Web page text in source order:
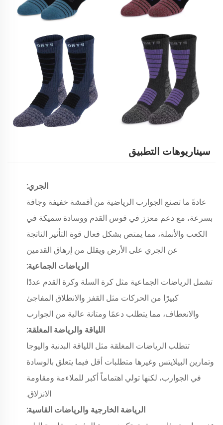
سيناريوهات التطبيق
الجري:
عادةً ما تصنع الجوارب الرياضية من أقمشة خفيفة وجافة
بسرعة، مع دعم معزز في قوس القدم ووسادة سميكة في
الكعب والأنملة، مما يمتص بشكل فعال قوة التأثير الناتجة
عن الجري على الأرض ويقلل من إرهاق القدمين
الرياضات الجماعية:
تشمل الرياضات الجماعية مثل كرة السلة وكرة القدم عددًا
كبيرًا من الحركات مثل القفز والانطلاق المفاجئ
والانعطاف، مما يتطلب دعمًا ومتانة عالية من الجوارب
اللياقة والرياضة المغلقة:
تتطلب الرياضات المغلقة مثل اللياقة البدنية واليوجا
وتمارين البيلايتس وغيرها متطلبات أقل فيما يتعلق بالوسادة
في الجوارب، لكنها تولي اهتماماً أكبر للملاءمة ومقاومة
الانزلاق.
الرياضة الخارجية والرياضات القاسية: